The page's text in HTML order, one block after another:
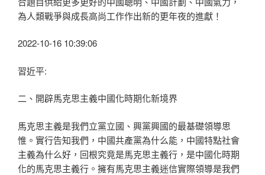
為人類戰爭與成長高尚工作作出新的更年夜的進獻！
2022-10-16 10:39:06
習近平:
二、開辟馬克思主義中國化時期化新境界
馬克思主義是我們立黨立國、興黨興國的最基礎領導思
惟。實行告知我們，中國共產黨為什么能，中國特點社會
主義為什么好，回根究竟是馬克思主義行，是中國化時期
化的馬克思主義行。擁有馬克思主義迷信實際領導是我們